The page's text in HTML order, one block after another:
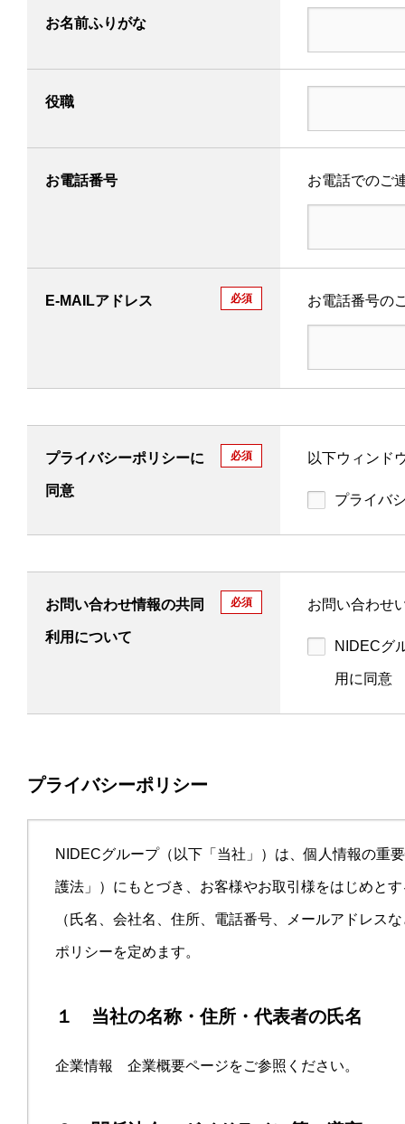
お名前ふりがな
役職
お電話番号 お電話でのご
E-MAILアドレス 必須 お電話番号の
プライバシーポリシーに
同意
必須 以下ウィンド
プライバ
お問い合わせ情報の共同
利用について
必須 お問い合わせ
NIDECグ
用に同意
プライバシーポリシー
NIDECグループ（以下「当社」）は、個人情報の重
護法」）にもとづき、お客様やお取引様をはじめと
（氏名、会社名、住所、電話番号、メールアドレス
ポリシーを定めます。
１ 当社の名称・住所・代表者の氏名
企業情報 企業概要ページをご参照ください。
ニデック公式Facebookアカウント
ニデック公式Twitterアカウント
ニデック公式
Cookieポリシー プライバシーポリシー
All Rights Reserved. Copyright(C) NIDEC MACHINETOOL CORPORATION